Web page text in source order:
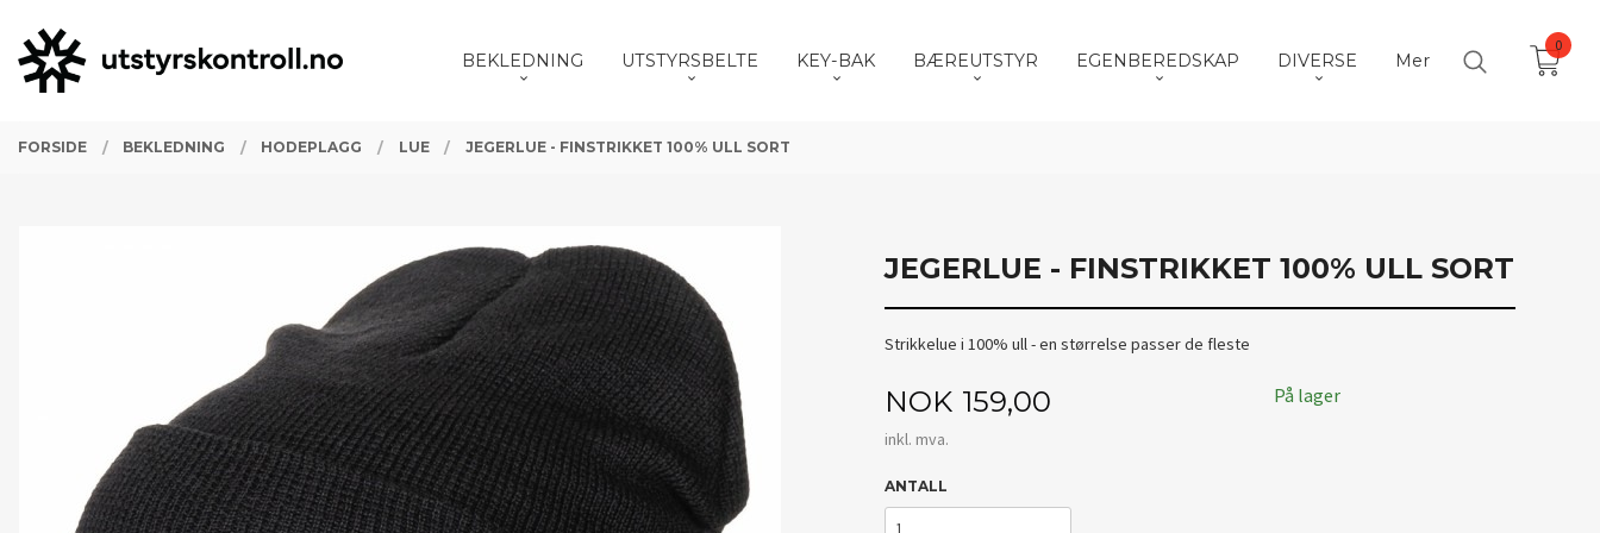
innholdet
PRODUKTER
BEKLEDNING UTSTYRSBELTE KEY-BAK BÆREUTSTYR EGENBEREDSKAP DIVERSE Mer
0
FORSIDE BEKLEDNING HODEPLAGG LUE JEGERLUE - FINSTRIKKET 100% ULL SORT
JEGERLUE - FINSTRIKKET 100% ULL SORT
Strikkelue i 100% ull - en størrelse passer de fleste
Pris
NOK 159,00
inkl. mva.
På lager
ANTALL